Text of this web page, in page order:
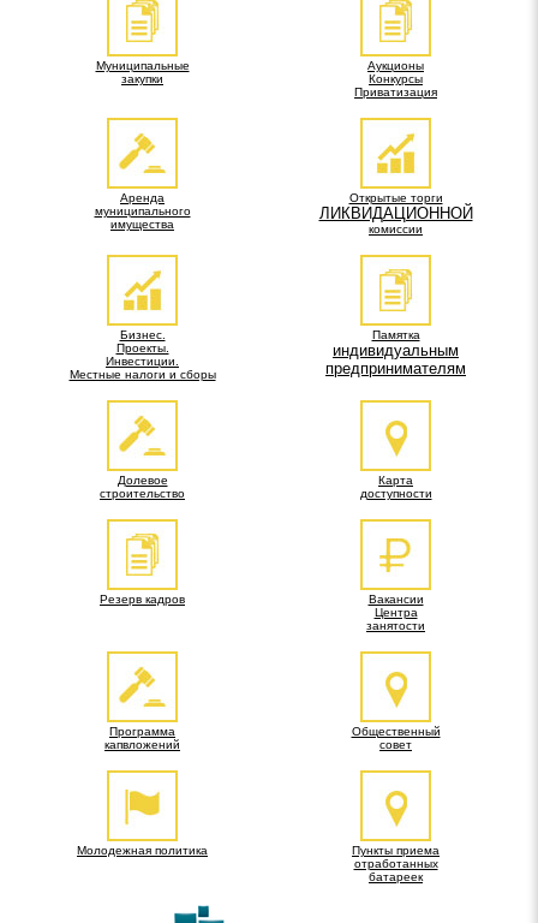
Муниципальные
закупки
Аукционы
Конкурсы
Приватизация
Аренда
муниципального
имущества
Открытые торги
ЛИКВИДАЦИОННОЙ
комиссии
Бизнес.
Проекты.
Инвестиции.
Местные налоги и сборы
Памятка
индивидуальным
предпринимателям
Долевое
строительство
Карта
доступности
Резерв кадров
Вакансии
Центра
занятости
Программа
капвложений
Общественный
совет
Молодежная политика
Пункты приема
отработанных
батареек